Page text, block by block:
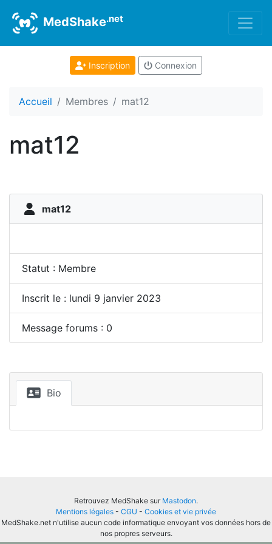
MedShake.net
Inscription Connexion
Accueil Membres mat12
mat12
mat12
Statut : Membre
Inscrit le : lundi 9 janvier 2023
Message forums : 0
Bio
Retrouvez MedShake sur Mastodon.
Mentions légales - CGU - Cookies et vie privée
MedShake.net n'utilise aucun code informatique envoyant vos données hors de
nos propres serveurs.